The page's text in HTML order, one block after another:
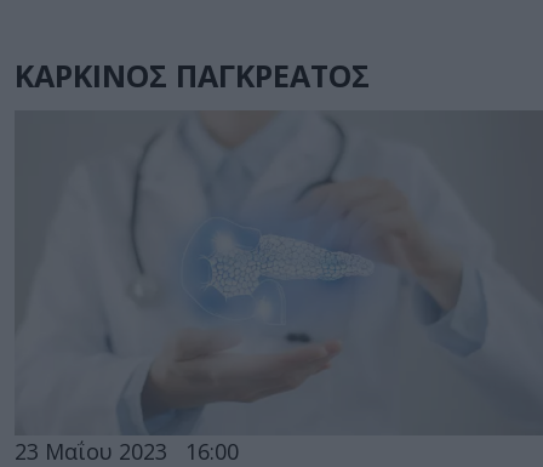
ΚΑΡΚΙΝΟΣ ΠΑΓΚΡΕΑΤΟΣ
23 Μαΐου 2023 16:00